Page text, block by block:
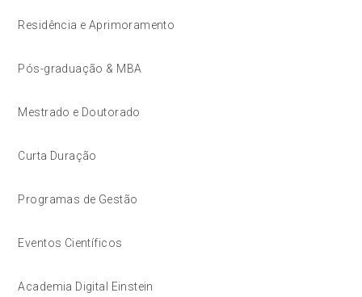
Residência e Aprimoramento
Pós-graduação & MBA
Mestrado e Doutorado
Curta Duração
Programas de Gestão
Eventos Científicos
Academia Digital Einstein